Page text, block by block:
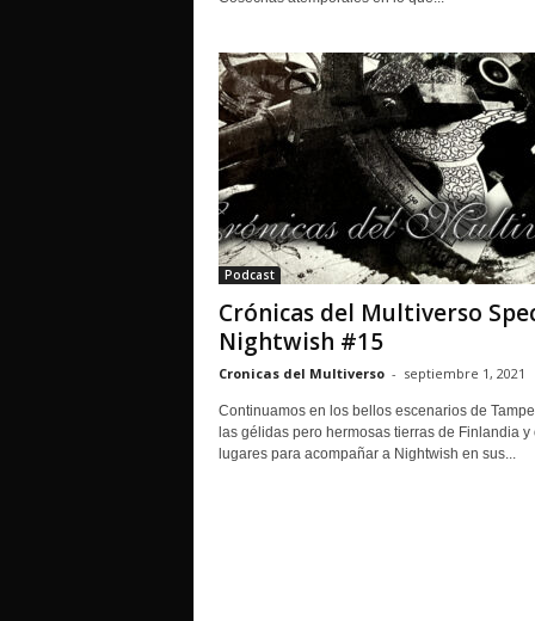
Podcast
Crónicas del Multiverso
Nightwish #15
Cronicas del Multiverso - septiembre 1, 2021
Continuamos en los bellos escenarios de
las gélidas pero hermosas tierras de Finlandia y
lugares para acompañar a Nightwish en sus...